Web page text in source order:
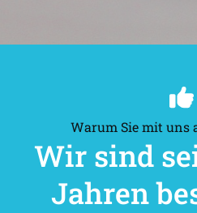
Warum Sie mit uns
Wir sind
Jahren